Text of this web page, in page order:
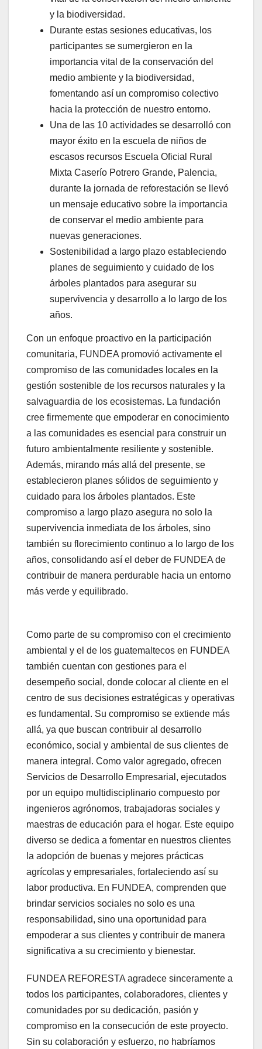
y la biodiversidad.
Durante estas sesiones educativas, los
participantes se sumergieron en la
importancia vital de la conservación del
medio ambiente y la biodiversidad,
fomentando así un compromiso colectivo
hacia la protección de nuestro entorno.
Una de las 10 actividades se desarrolló con
mayor éxito en la escuela de niños de
escasos recursos Escuela Oficial Rural
Mixta Caserío Potrero Grande, Palencia,
durante la jornada de reforestación se llevó
un mensaje educativo sobre la importancia
de conservar el medio ambiente para
nuevas generaciones.
Sostenibilidad a largo plazo estableciendo
planes de seguimiento y cuidado de los
árboles plantados para asegurar su
supervivencia y desarrollo a lo largo de los
años.
Con un enfoque proactivo en la participación
comunitaria, FUNDEA promovió activamente el
compromiso de las comunidades locales en la
gestión sostenible de los recursos naturales y la
salvaguardia de los ecosistemas. La fundación
cree firmemente que empoderar en conocimiento
a las comunidades es esencial para construir un
futuro ambientalmente resiliente y sostenible.
Además, mirando más allá del presente, se
establecieron planes sólidos de seguimiento y
cuidado para los árboles plantados. Este
compromiso a largo plazo asegura no solo la
supervivencia inmediata de los árboles, sino
también su florecimiento continuo a lo largo de los
años, consolidando así el deber de FUNDEA de
contribuir de manera perdurable hacia un entorno
más verde y equilibrado.
Como parte de su compromiso con el crecimiento
ambiental y el de los guatemaltecos en FUNDEA
también cuentan con gestiones para el
desempeño social, donde colocar al cliente en el
centro de sus decisiones estratégicas y operativas
es fundamental. Su compromiso se extiende más
allá, ya que buscan contribuir al desarrollo
económico, social y ambiental de sus clientes de
manera integral. Como valor agregado, ofrecen
Servicios de Desarrollo Empresarial, ejecutados
por un equipo multidisciplinario compuesto por
ingenieros agrónomos, trabajadoras sociales y
maestras de educación para el hogar. Este equipo
diverso se dedica a fomentar en nuestros clientes
la adopción de buenas y mejores prácticas
agrícolas y empresariales, fortaleciendo así su
labor productiva. En FUNDEA, comprenden que
brindar servicios sociales no solo es una
responsabilidad, sino una oportunidad para
empoderar a sus clientes y contribuir de manera
significativa a su crecimiento y bienestar.
FUNDEA REFORESTA agradece sinceramente a
todos los participantes, colaboradores, clientes y
comunidades por su dedicación, pasión y
compromiso en la consecución de este proyecto.
Sin su colaboración y esfuerzo, no habríamos